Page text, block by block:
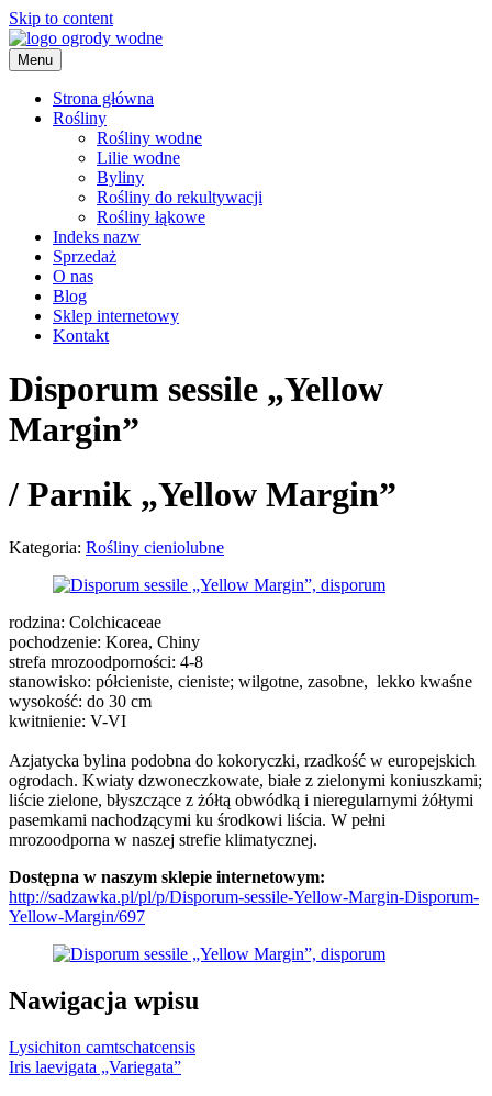
Skip to content
ogrody wodne
Menu
Strona główna
Rośliny
Rośliny wodne
Lilie wodne
Byliny
Rośliny do rekultywacji
Rośliny łąkowe
Indeks nazw
Sprzedaż
O nas
Blog
Sklep internetowy
Kontakt
Disporum sessile „Yellow
Margin”
/ Parnik „Yellow Margin”
Kategoria: Rośliny cieniolubne
rodzina: Colchicaceae
pochodzenie: Korea, Chiny
strefa mrozoodporności: 4-8
stanowisko: półcieniste, cieniste; wilgotne, zasobne, lekko kwaśne
wysokość: do 30 cm
kwitnienie: V-VI
Azjatycka bylina podobna do kokoryczki, rzadkość w europejskich
ogrodach. Kwiaty dzwoneczkowate, białe z zielonymi koniuszkami;
liście zielone, błyszczące z żółtą obwódką i nieregularnymi żółtymi
pasemkami nachodzącymi ku środkowi liścia. W pełni
mrozoodporna w naszej strefie klimatycznej.
Dostępna w naszym sklepie internetowym:
http://sadzawka.pl/pl/p/Disporum-sessile-Yellow-Margin-Disporum-
Yellow-Margin/697
Nawigacja wpisu
Lysichiton camtschatcensis
Iris laevigata „Variegata”